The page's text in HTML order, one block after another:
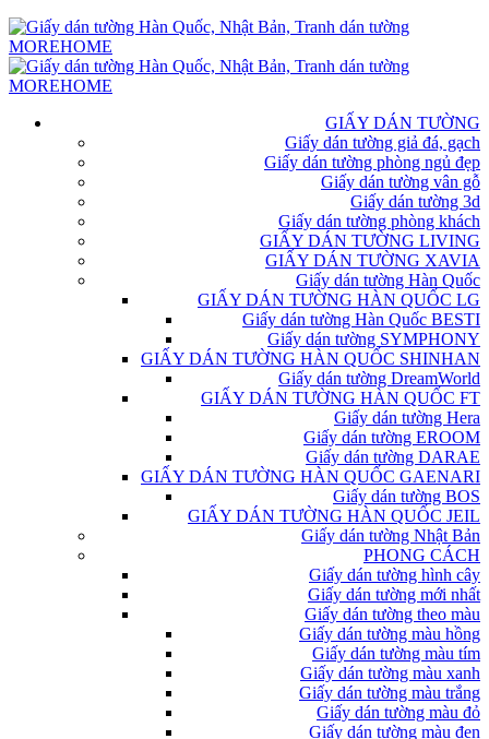
GIẤY DÁN TƯỜNG
Giấy dán tường giả đá, gạch
Giấy dán tường phòng ngủ đẹp
Giấy dán tường vân gỗ
Giấy dán tường 3d
Giấy dán tường phòng khách
GIẤY DÁN TƯỜNG LIVING
GIẤY DÁN TƯỜNG XAVIA
Giấy dán tường Hàn Quốc
GIẤY DÁN TƯỜNG HÀN QUỐC LG
Giấy dán tường Hàn Quốc BESTI
Giấy dán tường SYMPHONY
GIẤY DÁN TƯỜNG HÀN QUỐC SHINHAN
Giấy dán tường DreamWorld
GIẤY DÁN TƯỜNG HÀN QUỐC FT
Giấy dán tường Hera
Giấy dán tường EROOM
Giấy dán tường DARAE
GIẤY DÁN TƯỜNG HÀN QUỐC GAENARI
Giấy dán tường BOS
GIẤY DÁN TƯỜNG HÀN QUỐC JEIL
Giấy dán tường Nhật Bản
PHONG CÁCH
Giấy dán tường hình cây
Giấy dán tường mới nhất
Giấy dán tường theo màu
Giấy dán tường màu hồng
Giấy dán tường màu tím
Giấy dán tường màu xanh
Giấy dán tường màu trắng
Giấy dán tường màu đỏ
Giấy dán tường màu đen